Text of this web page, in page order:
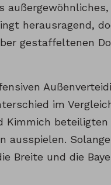
herausragend,
gestaffeltenen
im
Kimmich
ausspielen.
Breite und die